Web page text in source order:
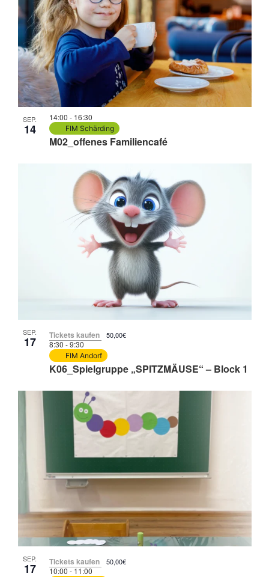
SEP.
14
M02_offenes Familiencafé
14:00 - 16:30
FIM Schärding
SEP.
17
K06_Spielgruppe „SPITZMÄUSE“ – Block 1
8:30-9:30
FIM Andorf
Tickets kaufen 50,00€
SEP.
17 10:00-11:00
Tickets kaufen 50,00€